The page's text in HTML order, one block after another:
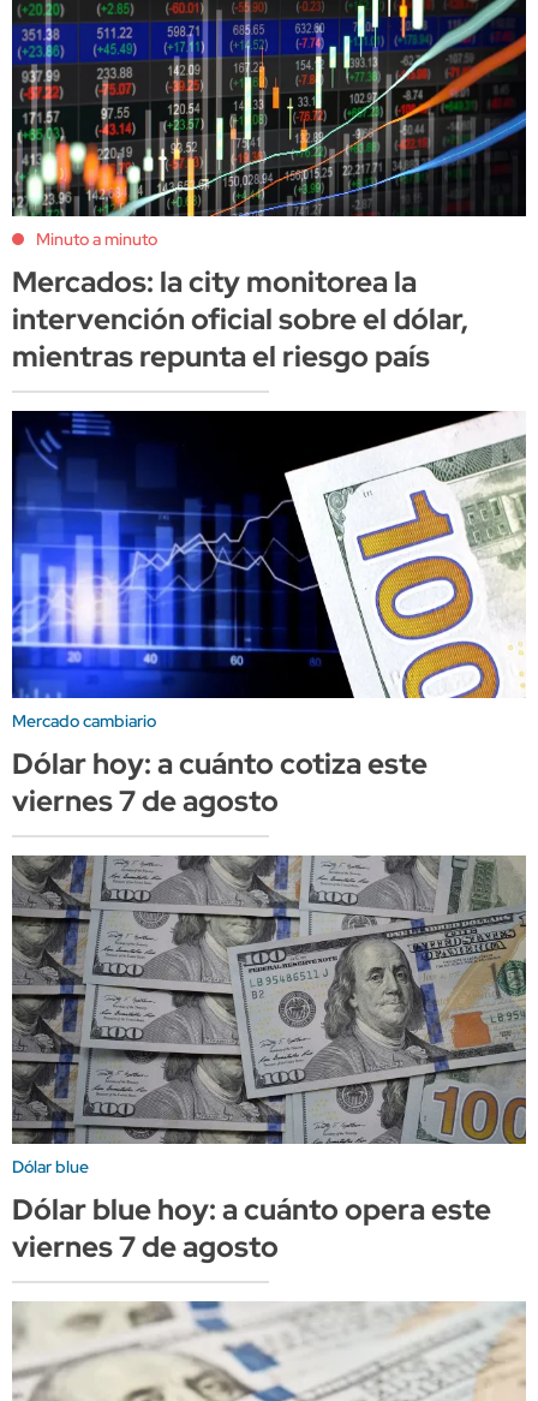
Minuto a minuto
Mercados: la city monitorea la
intervención oficial sobre el dólar,
mientras repunta el riesgo país
Mercado cambiario
Dólar hoy: a cuánto cotiza este
viernes 7 de agosto
Dólar blue
Dólar blue hoy: a cuánto opera este
viernes 7 de agosto